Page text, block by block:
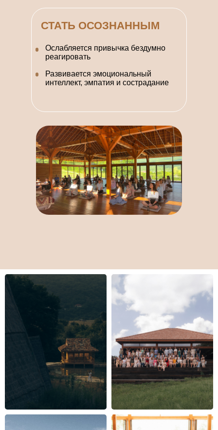
СТАТЬ ОСОЗНАННЫМ
Ослабляется привычка бездумно
реагировать
Развивается эмоциональный
интеллект, эмпатия и сострадание